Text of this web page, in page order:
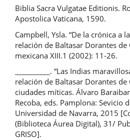
Biblia Sacra Vulgatae Editionis.
Apostolica Vaticana, 1590.
Campbell, Ysla. “De la crónica a
relación de Baltasar Dorantes de
mexicana XIII.1 (2002): 11-26.
__________. “Las Indias
relación de Baltasar Dorantes de
ciudades míticas. Álvaro
Recoba, eds. Pamplona: Sevicio
Universidad de Navarra, 2015
(Biblioteca Áurea Digital), 31/
GRISO].